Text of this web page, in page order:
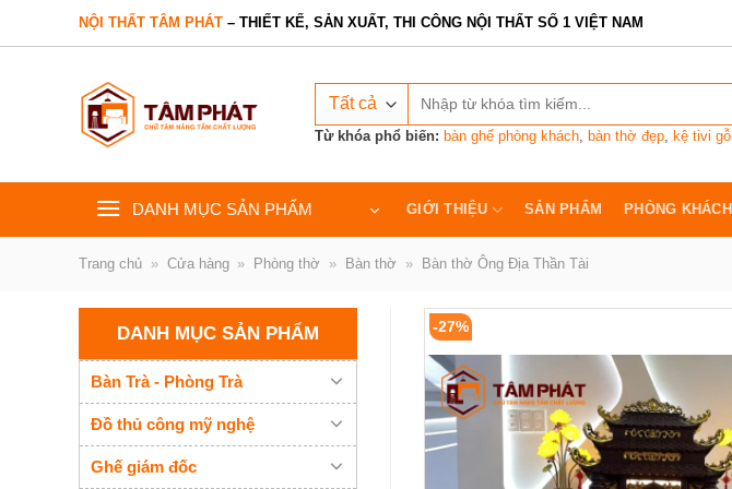
NỘI THẤT TÂM PHÁT – THIẾT KẾ, SẢN XUẤT, THI CÔNG NỘI THẤT SỐ 1 VIỆT NAM
Từ khóa phổ biến: bàn ghế phòng khách bàn thờ đẹp kệ tivi gỗ
DANH MỤC SẢN PHẨM GIỚI THIỆU SẢN PHẨM PHÒNG KHÁCH
Trang chủ » Cửa hàng » Phòng thờ » Bàn thờ » Bàn thờ Ông Địa Thần Tài
DANH MỤC SẢN PHẨM
Bàn Trà - Phòng Trà
Đồ thủ công mỹ nghệ
Ghế giám đốc
-27%